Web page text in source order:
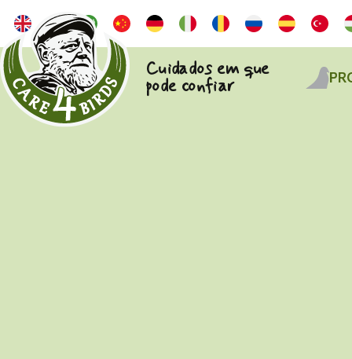
Cuidados em que
pode confiar